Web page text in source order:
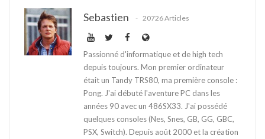
Sebastien 20726 Articles
Passionné d'informatique et de high tech
depuis toujours. Mon premier ordinateur
était un Tandy TRS80, ma première console :
Pong. J'ai débuté l'aventure PC dans les
années 90 avec un 486SX33. J'ai possédé
quelques consoles (Nes, Snes, GB, GG, GBC,
PSX, Switch). Depuis août 2000 et la création